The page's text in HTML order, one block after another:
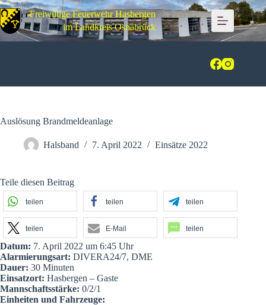
Zum
Inhalt
springen
Freiwillige Feuerwehr Hasbergen
im Landkreis Osnabrück
Auslösung Brandmeldeanlage
Halsband 7. April 2022 Einsätze 2022
Teile diesen Beitrag
teilen teilen teilen
teilen E-Mail teilen
Datum: 7. April 2022 um 6:45 Uhr
Alarmierungsart: DIVERA24/7, DME
Dauer: 30 Minuten
Einsatzort: Hasbergen – Gaste
Mannschaftsstärke: 0/2/1
Einheiten und Fahrzeuge: